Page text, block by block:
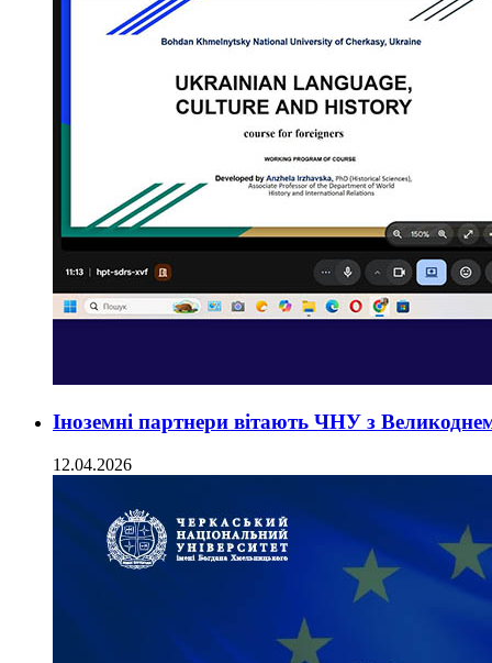
Іноземні партнери вітають ЧНУ з
12.04.2026